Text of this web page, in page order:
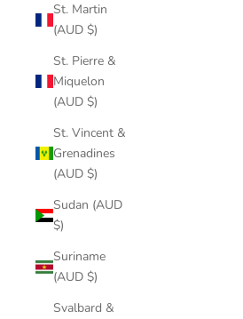
St. Martin
(AUD $)
St. Pierre &
Miquelon
(AUD $)
St. Vincent &
Grenadines
(AUD $)
Sudan (AUD
$)
Suriname
(AUD $)
Svalbard &